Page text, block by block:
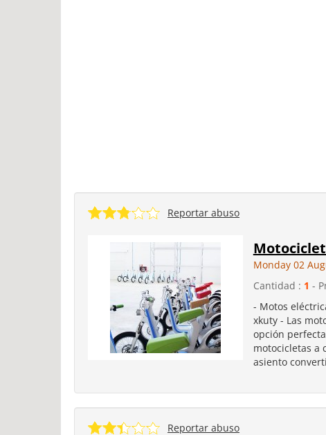
Reportar abuso
Monday 02
Cantidad : 1 -
- Motos
xkuty - Las
opción
motocicletas a
asiento
Reportar abuso